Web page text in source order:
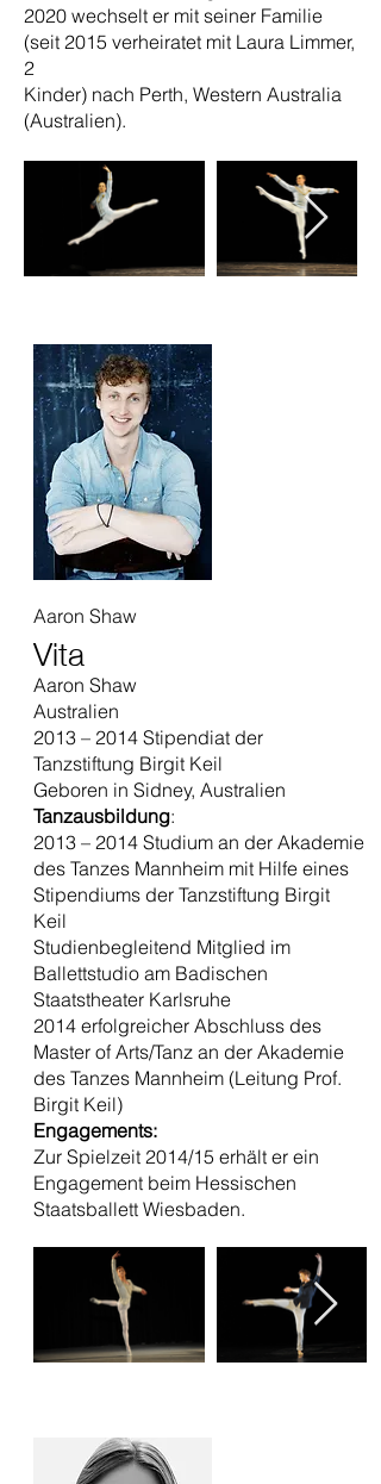
2020 wechselt er mit seiner Familie
(seit 2015 verheiratet mit Laura Limmer,
2
Kinder) nach Perth, Western Australia
(Australien).
Aaron Shaw
Vita
Aaron Shaw
Australien
2013 – 2014 Stipendiat der
Tanzstiftung Birgit Keil
Geboren in Sidney, Australien
Tanzausbildung:
2013 – 2014 Studium an der Akademie
des Tanzes Mannheim mit Hilfe eines
Stipendiums der Tanzstiftung Birgit
Keil
Studienbegleitend Mitglied im
Ballettstudio am Badischen
Staatstheater Karlsruhe
2014 erfolgreicher Abschluss des
Master of Arts/Tanz an der Akademie
des Tanzes Mannheim (Leitung Prof.
Birgit Keil)
Engagements:
Zur Spielzeit 2014/15 erhält er ein
Engagement beim Hessischen
Staatsballett Wiesbaden.